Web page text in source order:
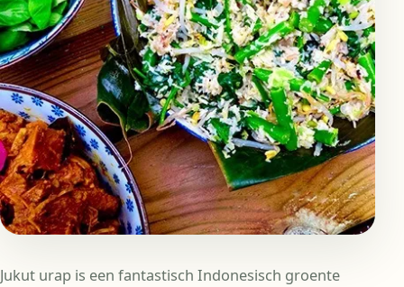
Jukut urap is een fantastisch Indonesisch groente